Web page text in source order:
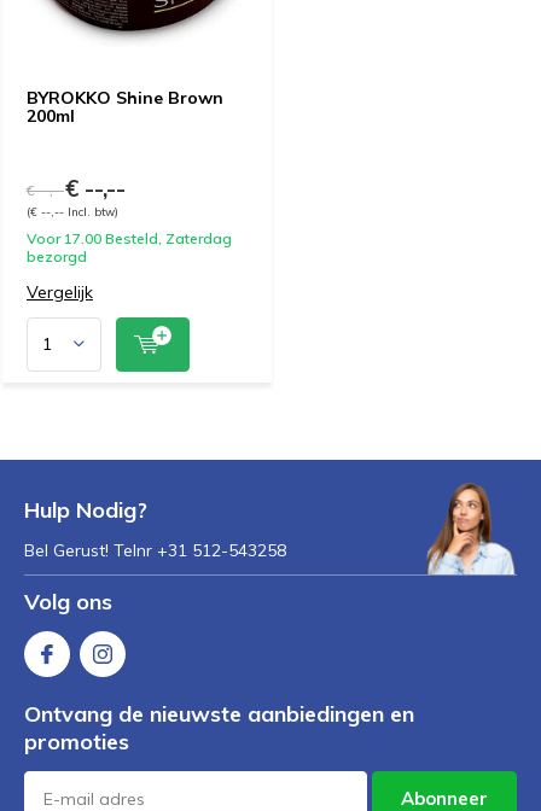
BYROKKO Shine Brown
200ml
€ --,--€ --,--
(€ --,-- Incl. btw)
Voor 17.00 Besteld, Zaterdag
bezorgd
Vergelijk
Hulp Nodig?
Bel Gerust! Telnr +31 512-543258
Volg ons
Ontvang de nieuwste aanbiedingen en
promoties
Abonneer